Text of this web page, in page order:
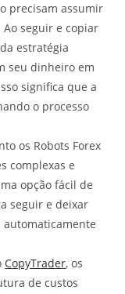
precisam assumir
seguir e copiar
estratégia
seu dinheiro em
significa que a
o processo
os Robots Forex
complexas e
opção fácil de
seguir e deixar
automaticamente
CopyTrader, os
de custos